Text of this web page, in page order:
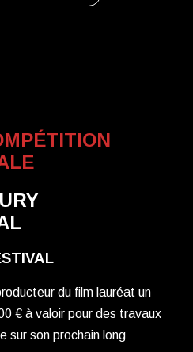
du film lauréat un
€ à valoir pour des travaux
sur son prochain long